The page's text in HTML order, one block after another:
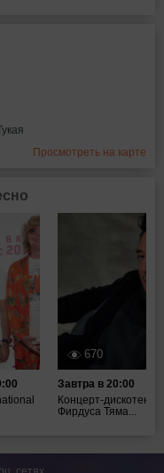
Просмотреть на карте
670
Завтра в 20:00
Концерт-дискотека
Фирдуса Тяма...